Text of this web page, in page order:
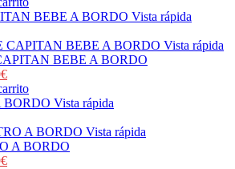
Vista rápida
Vista rápida
BEBE A BORDO
€
Vista rápida
Vista rápida
A BORDO
€